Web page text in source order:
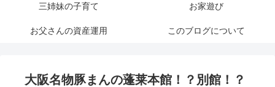
三姉妹の子育て お家遊び
お父さんの資産運用 このブログについて
大阪名物豚まんの蓬莱本館！？別館！？